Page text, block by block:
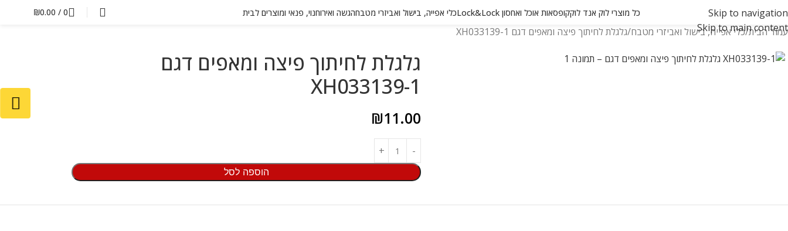
Skip to navigation
Skip to main content
כל מוצרי לוק אנד לוקקופסאות אוכל ואחסון Lock&Lock כלי אפייה, בישול ואביזרי מטבחהגשה ואירוחנוי, פנאי ומוצרים לבית 0
/
₪0.00
עמוד הבית כלי אפייה, בישול ואביזרי מטבח גלגלת לחיתוך פיצה ומאפים דגם XH033139-1
גלגלת לחיתוך פיצה ומאפים דגם
XH033139-1
₪11.00
הוספה לסל